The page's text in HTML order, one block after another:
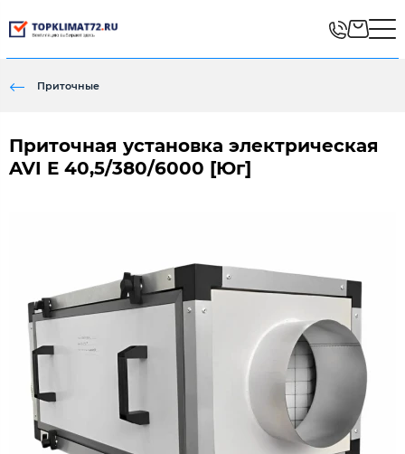
Приточные
Приточная установка электрическая
AVI E 40,5/380/6000 [Юг]